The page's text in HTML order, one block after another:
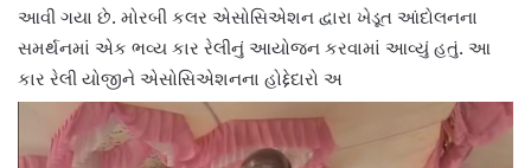
આવી ગયા છે. મોરબી કલર એસોસિએશન દ્વારા ખેડૂત આંદોલનના
સમર્થનમાં એક ભવ્ય કાર રેલીનું આયોજન કરવામાં આવ્યું હતું. આ
કાર રેલી યોજીને એસોસિએશનના હોદ્દેદારો અ